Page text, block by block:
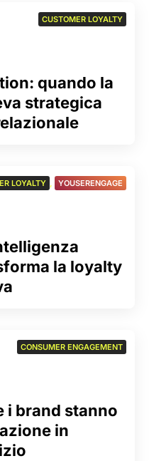
quando la
strategica
CUSTOMER LOYALTY
la loyalty
LOYALTY , YOUSERENGAGE
i brand stanno
in
CONSUMER ENGAGEMENT